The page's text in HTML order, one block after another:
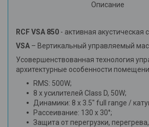
Описание
RCF VSA 850 - активная акустическая
VSA – Вертикальный управляемый
Усовершенствованная технология
архитектурные особенности
RMS: 500W;
8 x усилителей Class D, 50W;
Динамики: 8 x 3.5" full range /
Рассеивание: 130 x 30°;
Защита от перегрузки,